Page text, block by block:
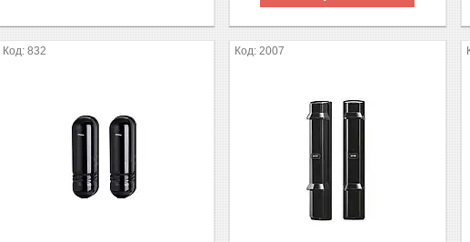
832 2007